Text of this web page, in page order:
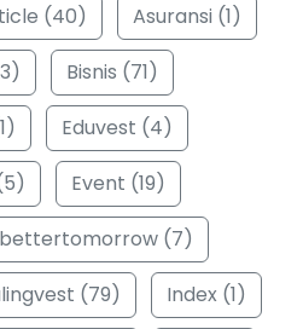
(40)
Asuransi (1)
Bisnis (71)
Eduvest (4)
Event (19)
(7)
(79)
Index (1)